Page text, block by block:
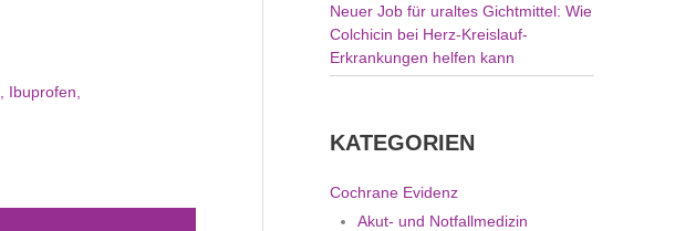
Ibuprofen
Neuer Job für uraltes Gichtmittel: Wie
Colchicin bei Herz-Kreislauf-
Erkrankungen helfen kann
KATEGORIEN
Cochrane Evidenz
Akut- und Notfallmedizin